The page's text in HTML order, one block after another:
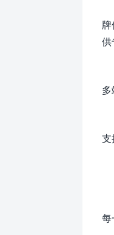
供
支
每